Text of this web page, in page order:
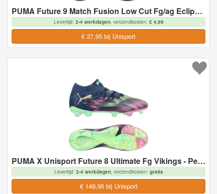
PUMA Future 9 Match Fusion Low Cut Fg/ag Eclipse - Zwart/gloeiend Rood/strong Gray, maat 43
Levertijd: 2-4 werkdagen, verzendkosten: € 4,99
€ 37,95 bij Unisport
PUMA X Unisport Future 8 Ultimate Fg Vikings - Persian Blue/pink Pixel/groen/goud Limited Edition - Natuurgras (Fg), maat 43
Levertijd: 2-4 werkdagen, verzendkosten: gratis
€ 149,95 bij Unisport